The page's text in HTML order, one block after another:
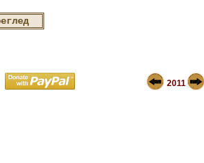
2011